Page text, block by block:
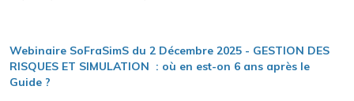
Webinaire SoFraSimS du 2 Décembre 2025 - GESTION DES
RISQUES ET SIMULATION : où en est-on 6 ans après le
Guide ?